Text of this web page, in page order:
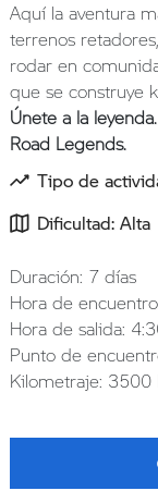
Aquí la aventura
terrenos
rodar en
que se construye
Únete a la
Road Legends.
Tipo de
Dificultad: Alta
Duración: 7 días
Hora de
Hora de salida:
Punto de
Kilometraje: 3500